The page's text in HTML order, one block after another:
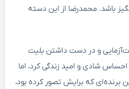
باشد. محمدرضا از این دسته
و در دست داشتن بلیت
شادی و امید زندگی کرد، اما
برنده‌‍‌ای که برایش تصور کرده بود،